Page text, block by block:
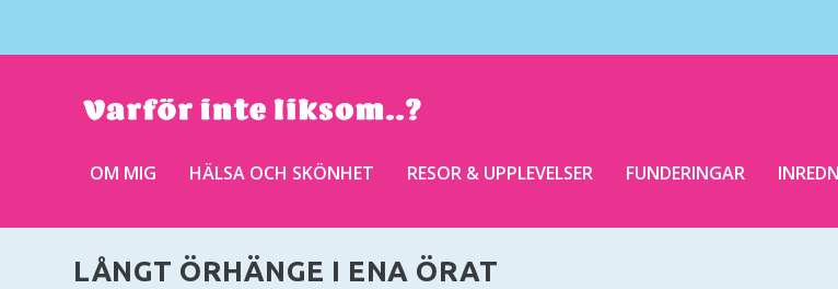
OM MIG HÄLSA OCH SKÖNHET RESOR & UPPLEVELSER FUNDERINGAR
LÅNGT ÖRHÄNGE I ENA ÖRAT